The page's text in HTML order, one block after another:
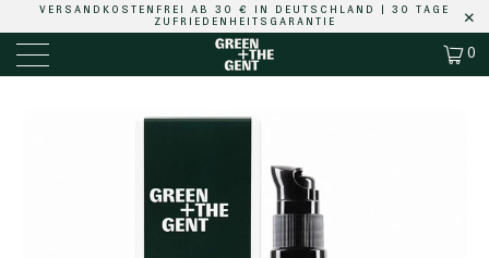
VERSANDKOSTENFREI AB 30 € IN DEUTSCHLAND | 30 TAGE
ZUFRIEDENHEITSGARANTIE
0